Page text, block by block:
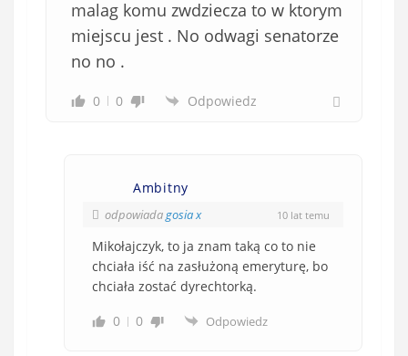
malag komu zwdziecza to w ktorym
miejscu jest . No odwagi senatorze
no no .
0 0 Odpowiedz
Ambitny
odpowiadagosia x 10 lat temu
Mikołajczyk, to ja znam taką co to nie
chciała iść na zasłużoną emeryturę, bo
chciała zostać dyrechtorką.
0
0 Odpowiedz